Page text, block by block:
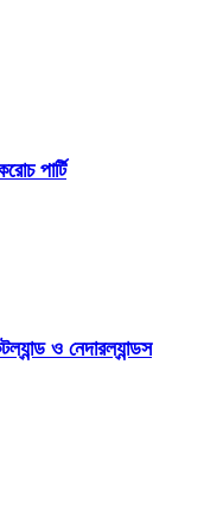
পার্টি
ও নেদারল্যান্ডস